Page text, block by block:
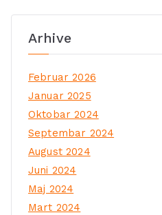
Arhive
Februar 2026
Januar 2025
Oktobar 2024
Septembar 2024
August 2024
Juni 2024
Maj 2024
Mart 2024